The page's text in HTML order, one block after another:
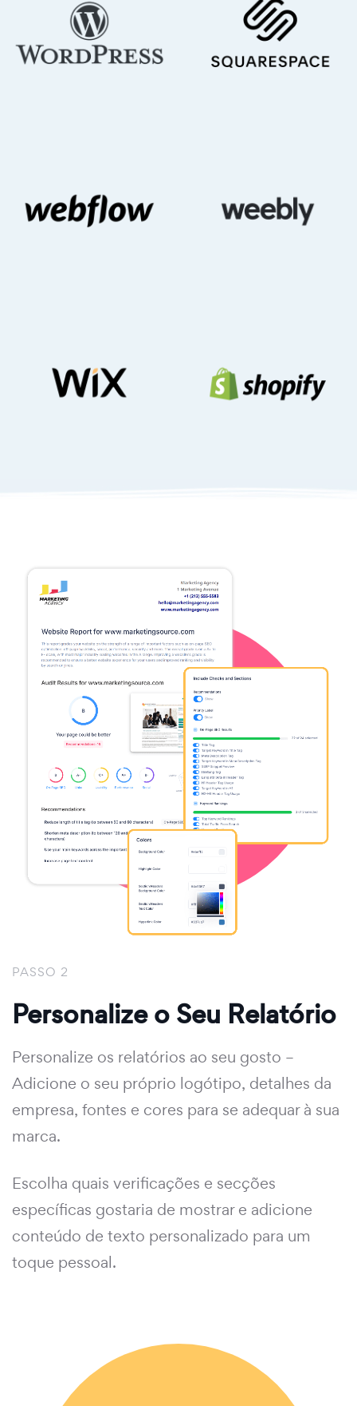
PASSO 2
Personalize o Seu Relatório
Personalize os relatórios ao seu gosto –
Adicione o seu próprio logótipo, detalhes da
empresa, fontes e cores para se adequar à sua
marca.
Escolha quais verificações e secções
específicas gostaria de mostrar e adicione
conteúdo de texto personalizado para um
toque pessoal.